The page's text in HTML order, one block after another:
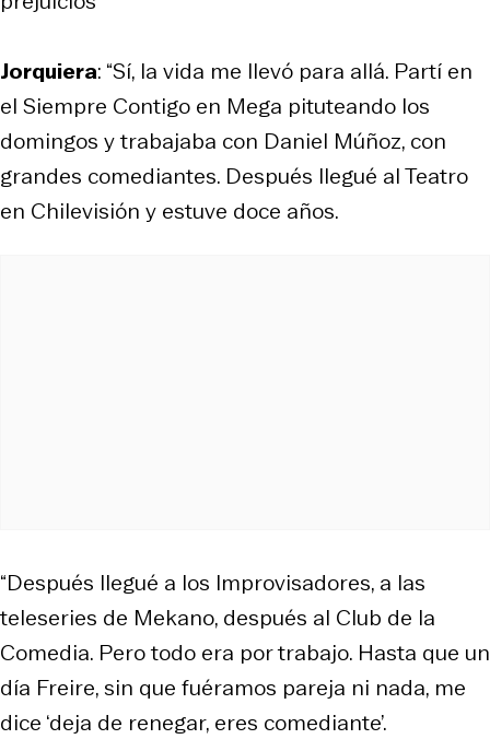
Jorquiera: “Sí, la vida me llevó para allá. Partí en
el Siempre Contigo en Mega pituteando los
domingos y trabajaba con Daniel Múñoz, con
grandes comediantes. Después llegué al Teatro
en Chilevisión y estuve doce años.
“Después llegué a los Improvisadores, a las
teleseries de Mekano, después al Club de la
Comedia. Pero todo era por trabajo. Hasta que un
día Freire, sin que fuéramos pareja ni nada, me
dice ‘deja de renegar, eres comediante’.